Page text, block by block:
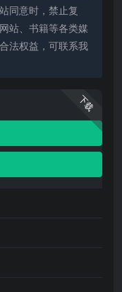
同意时，禁止复
站、书籍等各类媒
法权益，可联系我
下载